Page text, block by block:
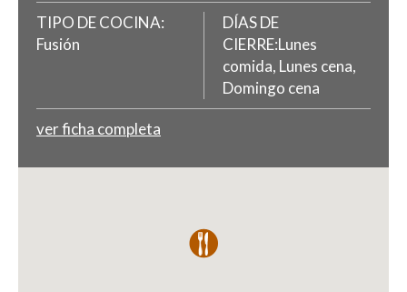
TIPO DE COCINA:
Fusión
DÍAS DE
CIERRE:Lunes
comida, Lunes cena,
Domingo cena
ver ficha completa